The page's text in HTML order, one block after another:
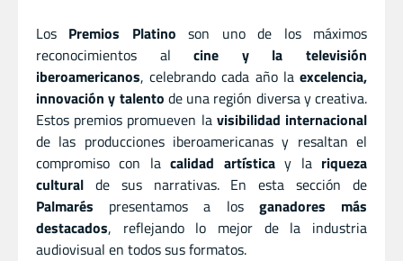
Los Premios Platino son uno de los máximos
reconocimientos alcine y la televisión
iberoamericanos, celebrando cada año la excelencia,
innovación y talento de una región diversa y creativa.
Estos premios promueven la visibilidad internacional
de las producciones iberoamericanas y resaltan el
compromiso con lacalidad artísticay la riqueza
cultural de sus narrativas. En esta sección de
Palmarés presentamos a los ganadores más
destacados, reflejando lo mejor de la industria
audiovisual en todos sus formatos.